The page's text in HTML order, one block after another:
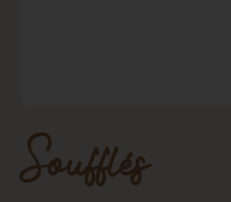
Soufflés